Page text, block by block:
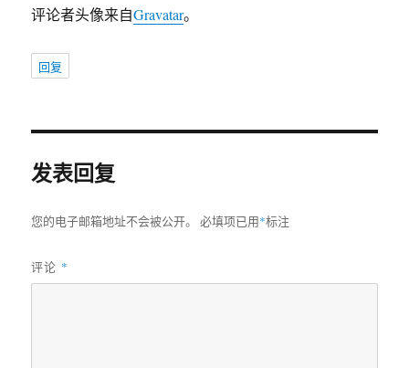
评论者头像来自Gravatar。
回复
发表回复
您的电子邮箱地址不会被公开。 必填项已用*标注
评论 *